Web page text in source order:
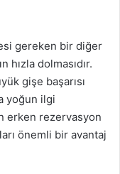
gereken bir diğer
hızla dolmasıdır.
gişe başarısı
yoğun ilgi
erken rezervasyon
önemli bir avantaj